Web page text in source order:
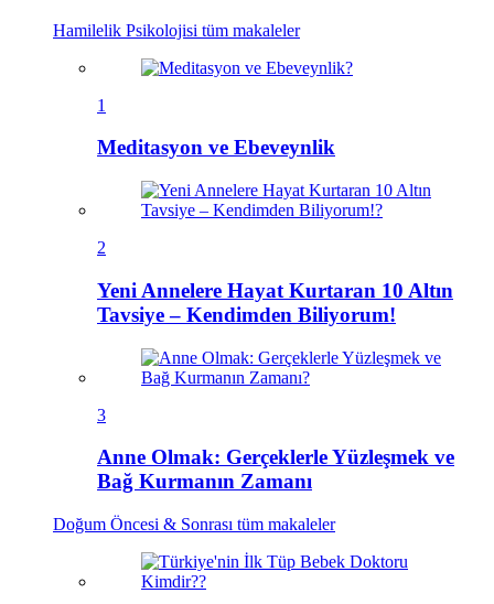
Hamilelik Psikolojisi tüm makaleler
1
Meditasyon ve Ebeveynlik
2
Yeni Annelere Hayat Kurtaran 10 Altın
Tavsiye – Kendimden Biliyorum!
3
Anne Olmak: Gerçeklerle Yüzleşmek ve
Bağ Kurmanın Zamanı
Doğum Öncesi & Sonrası tüm makaleler